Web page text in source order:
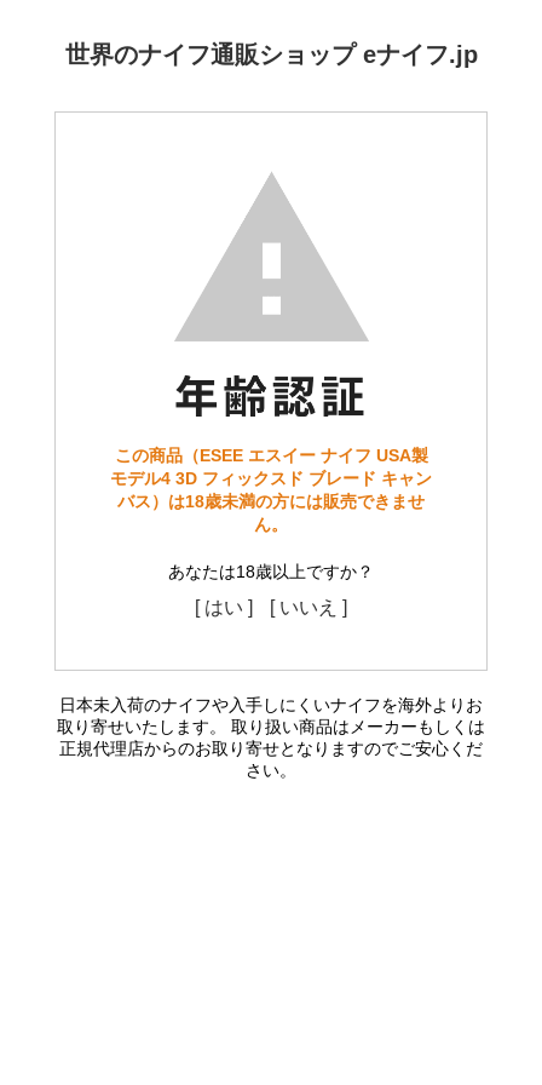
世界のナイフ通販ショップ eナイフ.jp
この商品（ESEE エスイー ナイフ USA製
モデル4 3D フィックスド ブレード キャン
バス）は18歳未満の方には販売できませ
ん。
あなたは18歳以上ですか？
[ はい ] [ いいえ ]
日本未入荷のナイフや入手しにくいナイフを海外よりお
取り寄せいたします。 取り扱い商品はメーカーもしくは
正規代理店からのお取り寄せとなりますのでご安心くだ
さい。